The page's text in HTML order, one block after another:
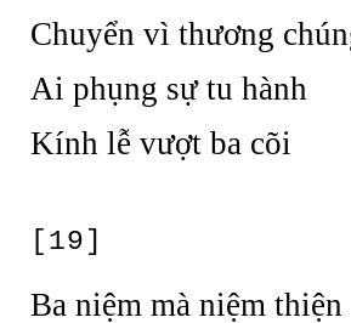
Chuyển vì thương
Ai phụng sự tu hành
Kính lễ vượt ba cõi
[19]
Ba niệm mà niệm thiện